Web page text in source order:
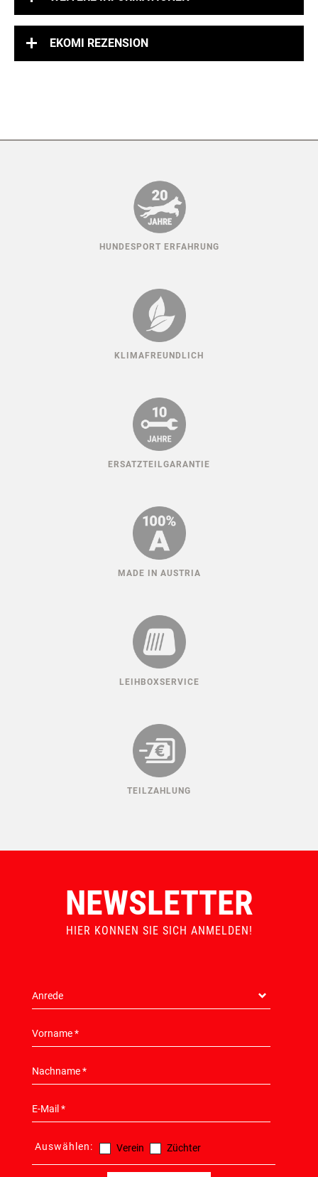
EKOMI REZENSION
HUNDESPORT ERFAHRUNG
KLIMAFREUNDLICH
ERSATZTEILGARANTIE
MADE IN AUSTRIA
LEIHBOXSERVICE
TEILZAHLUNG
NEWSLETTER
HIER KONNEN SIE SICH ANMELDEN!
Auswählen: Verein Züchter